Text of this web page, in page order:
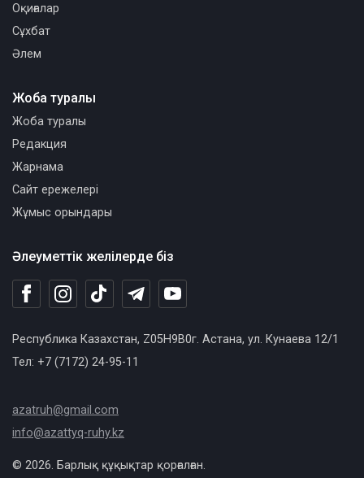
Әлеуметтік желілерде біз
Республика Казахстан, Z05H9B0г. Астана, ул. Кунаева 12/1
Тел: +7 (7172) 24-95-11
azatruh@gmail.com
info@azattyq-ruhy.kz
Оқиғалар
Сұхбат
Әлем
Жоба туралы
Жоба туралы
Редакция
Жарнама
Сайт ережелері
Жұмыс орындары
© 2026. Барлық құқықтар қорғалған.